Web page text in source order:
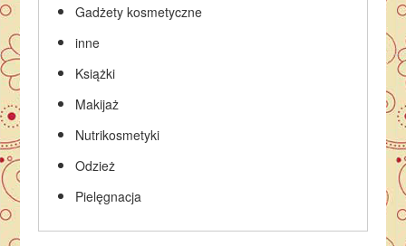
Gadżety kosmetyczne
inne
Książki
Makijaż
Nutrikosmetyki
Odzież
Pielęgnacja